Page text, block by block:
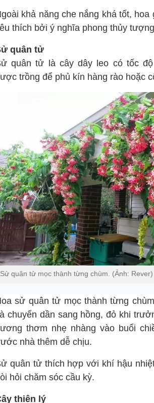
khả năng che nắng khá tốt,
thích bởi ý nghĩa phong thủy
quân tử
quân tử là cây dây leo có tốc
trồng để phủ kín hàng rào hoặc
Sử quân tử mọc thành từng chùm. (Ảnh: Rever)
sử quân tử mọc thành từng
chuyển dần sang hồng, đỏ khi
thơm nhẹ nhàng vào buổi
nhà thêm dễ chịu.
quân tử thích hợp với khí hậu
hỏi chăm sóc cầu kỳ.
thiên lý